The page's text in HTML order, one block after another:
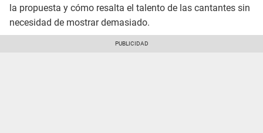
la propuesta y cómo resalta el talento de las cantantes sin
necesidad de mostrar demasiado.